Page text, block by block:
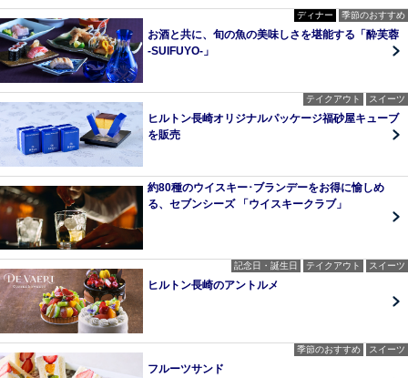
ディナー 季節のおすすめ
お酒と共に、旬の魚の美味しさを堪能する「酔芙蓉
-SUIFUYO-」
テイクアウト スイーツ
ヒルトン長崎オリジナルパッケージ福砂屋キューブ
を販売
約80種のウイスキー･ブランデーをお得に愉しめ
る、セブンシーズ 「ウイスキークラブ」
記念日・誕生日 テイクアウト スイーツ
ヒルトン長崎のアントルメ
季節のおすすめ スイーツ
フルーツサンド